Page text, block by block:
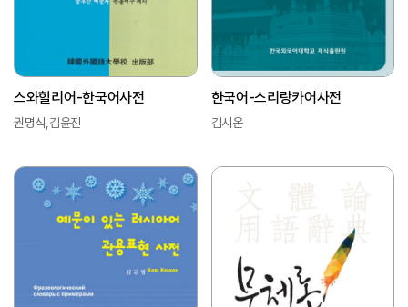
스와힐리어-한국어사전
권명식,김윤진
한국어-스리랑카어사전
김시온